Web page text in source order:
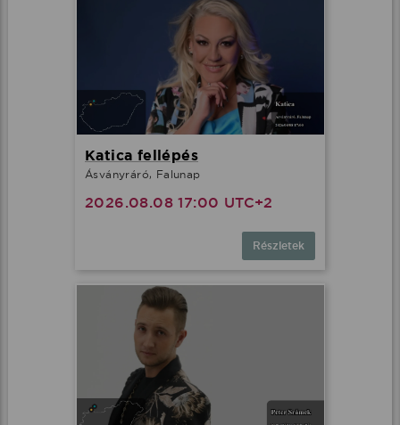
Katica fellépés
Ásványráró, Falunap
2026.08.08 17:00 UTC+2
Részletek